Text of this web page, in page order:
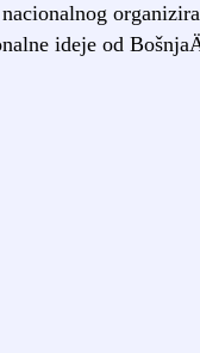
ideje od